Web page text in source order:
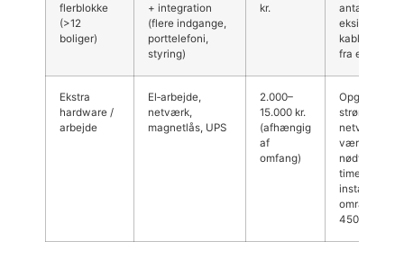
flerblokke
(>12
boliger)
+ integration
(flere indgange,
porttelefoni,
styring)
kr.
antal
eksisterende
kabling og
fra
Ekstra
hardware /
arbejde
El‑arbejde,
netværk,
magnetlås, UPS
2.000–
15.000 kr.
(afhængig
af
omfang)
Opgradering
strøm eller
netværk kan
være
nødvendigt
timepris
installatør i
området: ca.
450–700 kr./